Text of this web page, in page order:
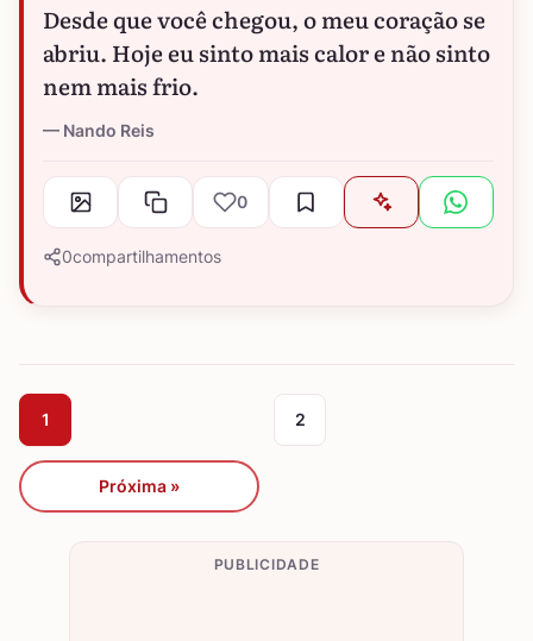
Desde que você chegou, o meu coração se
abriu. Hoje eu sinto mais calor e não sinto
nem mais frio.
Nando Reis
0
0compartilhamentos
1 2
Próxima »
PUBLICIDADE